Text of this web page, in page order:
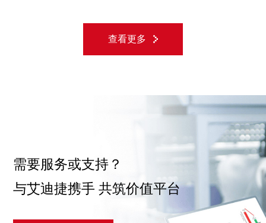
查看更多
需要服务或支持？
与艾迪捷携手 共筑价值平台